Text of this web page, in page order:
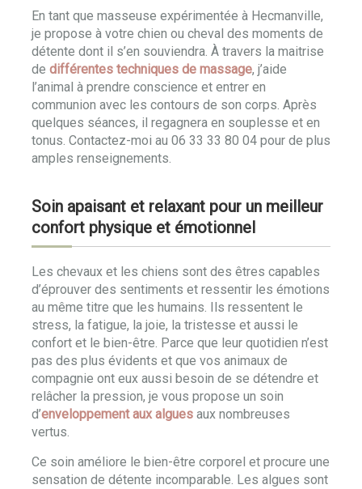
En tant que masseuse expérimentée à Hecmanville,
je propose à votre chien ou cheval des moments de
détente dont il s’en souviendra. À travers la maitrise
de différentes techniques de massage, j’aide
l’animal à prendre conscience et entrer en
communion avec les contours de son corps. Après
quelques séances, il regagnera en souplesse et en
tonus. Contactez-moi au 06 33 33 80 04 pour de plus
amples renseignements.
Soin apaisant et relaxant pour un meilleur
confort physique et émotionnel
Les chevaux et les chiens sont des êtres capables
d’éprouver des sentiments et ressentir les émotions
au même titre que les humains. Ils ressentent le
stress, la fatigue, la joie, la tristesse et aussi le
confort et le bien-être. Parce que leur quotidien n’est
pas des plus évidents et que vos animaux de
compagnie ont eux aussi besoin de se détendre et
relâcher la pression, je vous propose un soin
d’enveloppement aux algues aux nombreuses
vertus.
Ce soin améliore le bien-être corporel et procure une
sensation de détente incomparable. Les algues sont